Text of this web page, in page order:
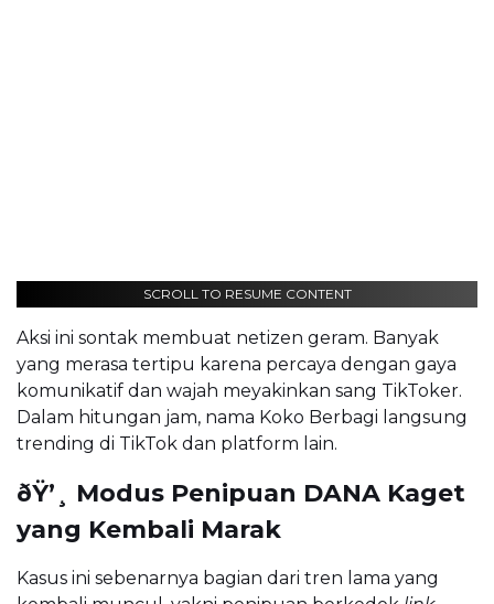
SCROLL TO RESUME CONTENT
Aksi ini sontak membuat netizen geram. Banyak
yang merasa tertipu karena percaya dengan gaya
komunikatif dan wajah meyakinkan sang TikToker.
Dalam hitungan jam, nama Koko Berbagi langsung
trending di TikTok dan platform lain.
ðŸ’¸ Modus Penipuan DANA Kaget
yang Kembali Marak
Kasus ini sebenarnya bagian dari tren lama yang